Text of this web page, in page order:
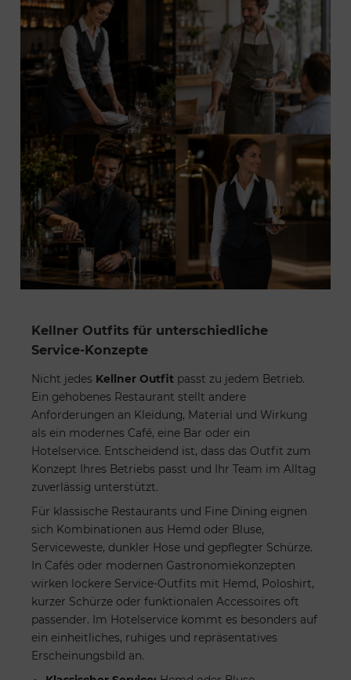
Kellner Outfits für unterschiedliche
Service-Konzepte
Nicht jedes Kellner Outfit passt zu jedem Betrieb.
Ein gehobenes Restaurant stellt andere
Anforderungen an Kleidung, Material und Wirkung
als ein modernes Café, eine Bar oder ein
Hotelservice. Entscheidend ist, dass das Outfit zum
Konzept Ihres Betriebs passt und Ihr Team im Alltag
zuverlässig unterstützt.
Für klassische Restaurants und Fine Dining eignen
sich Kombinationen aus Hemd oder Bluse,
Serviceweste, dunkler Hose und gepflegter Schürze.
In Cafés oder modernen Gastronomiekonzepten
wirken lockere Service-Outfits mit Hemd, Poloshirt,
kurzer Schürze oder funktionalen Accessoires oft
passender. Im Hotelservice kommt es besonders auf
ein einheitliches, ruhiges und repräsentatives
Erscheinungsbild an.